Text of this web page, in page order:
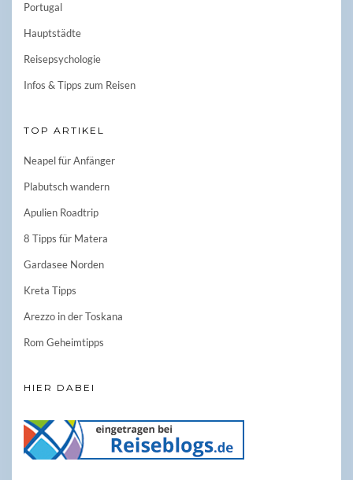
Portugal
Hauptstädte
Reisepsychologie
Infos & Tipps zum Reisen
TOP ARTIKEL
Neapel für Anfänger
Plabutsch wandern
Apulien Roadtrip
8 Tipps für Matera
Gardasee Norden
Kreta Tipps
Arezzo in der Toskana
Rom Geheimtipps
HIER DABEI